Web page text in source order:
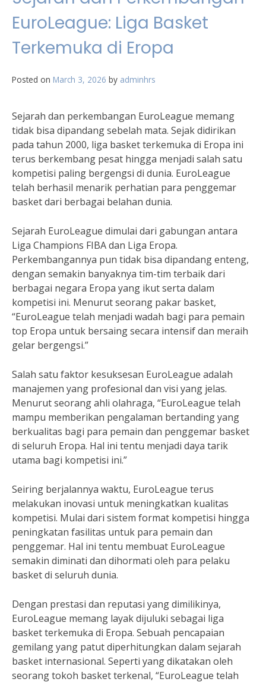
EuroLeague: Liga Basket
Terkemuka di Eropa
Posted on March 3, 2026 by adminhrs
Sejarah dan perkembangan EuroLeague memang
tidak bisa dipandang sebelah mata. Sejak didirikan
pada tahun 2000, liga basket terkemuka di Eropa ini
terus berkembang pesat hingga menjadi salah satu
kompetisi paling bergengsi di dunia. EuroLeague
telah berhasil menarik perhatian para penggemar
basket dari berbagai belahan dunia.
Sejarah EuroLeague dimulai dari gabungan antara
Liga Champions FIBA dan Liga Eropa.
Perkembangannya pun tidak bisa dipandang enteng,
dengan semakin banyaknya tim-tim terbaik dari
berbagai negara Eropa yang ikut serta dalam
kompetisi ini. Menurut seorang pakar basket,
“EuroLeague telah menjadi wadah bagi para pemain
top Eropa untuk bersaing secara intensif dan meraih
gelar bergengsi.”
Salah satu faktor kesuksesan EuroLeague adalah
manajemen yang profesional dan visi yang jelas.
Menurut seorang ahli olahraga, “EuroLeague telah
mampu memberikan pengalaman bertanding yang
berkualitas bagi para pemain dan penggemar basket
di seluruh Eropa. Hal ini tentu menjadi daya tarik
utama bagi kompetisi ini.”
Seiring berjalannya waktu, EuroLeague terus
melakukan inovasi untuk meningkatkan kualitas
kompetisi. Mulai dari sistem format kompetisi hingga
peningkatan fasilitas untuk para pemain dan
penggemar. Hal ini tentu membuat EuroLeague
semakin diminati dan dihormati oleh para pelaku
basket di seluruh dunia.
Dengan prestasi dan reputasi yang dimilikinya,
EuroLeague memang layak dijuluki sebagai liga
basket terkemuka di Eropa. Sebuah pencapaian
gemilang yang patut diperhitungkan dalam sejarah
basket internasional. Seperti yang dikatakan oleh
seorang tokoh basket terkenal, “EuroLeague telah